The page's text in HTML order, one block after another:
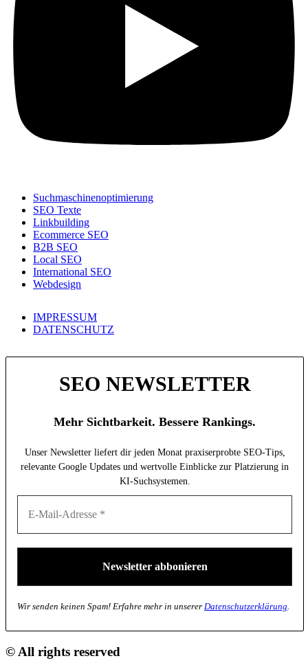
Suchmaschinenoptimierung
SEO Texte
Linkbuilding
Ecommerce SEO
B2B SEO
Local SEO
International SEO
Webdesign
IMPRESSUM
DATENSCHUTZ
SEO NEWSLETTER
Mehr Sichtbarkeit. Bessere Rankings.
Unser Newsletter liefert dir jeden Monat praxiserprobte SEO-Tips,
relevante Google Updates und wertvolle Einblicke zur Platzierung in
KI-Suchsystemen.
Wir senden keinen Spam! Erfahre mehr in unserer Datenschutzerklärung.
© All rights reserved